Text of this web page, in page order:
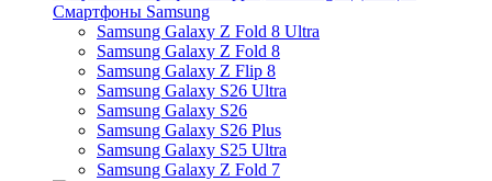
Смартфоны Samsung
Samsung Galaxy Z Fold 8 Ultra
Samsung Galaxy Z Fold 8
Samsung Galaxy Z Flip 8
Samsung Galaxy S26 Ultra
Samsung Galaxy S26
Samsung Galaxy S26 Plus
Samsung Galaxy S25 Ultra
Samsung Galaxy Z Fold 7